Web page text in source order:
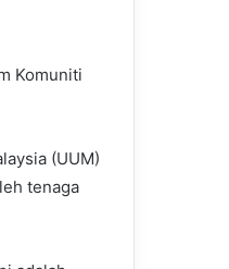
Komuniti
(UUM)
tenaga